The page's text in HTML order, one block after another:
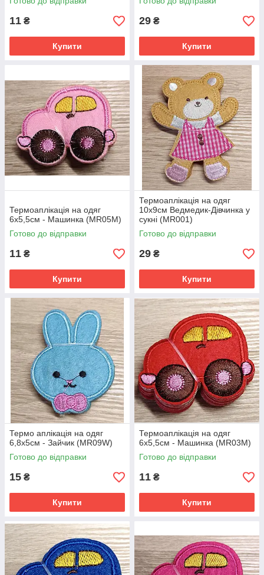
11 ₴
Купити
29 ₴
Купити
Термоаплікація на одяг
6х5,5см - Машинка (MR05М)
Готово до відправки
11 ₴
Купити
Термоаплікація на одяг
10х9см Ведмедик-Дівчинка у
сукні (MR001)
Готово до відправки
29 ₴
Купити
Термо аплікація на одяг
6,8х5см - Зайчик (MR09W)
Готово до відправки
15 ₴
Купити
Термоаплікація на одяг
6х5,5см - Машинка (MR03М)
Готово до відправки
11 ₴
Купити